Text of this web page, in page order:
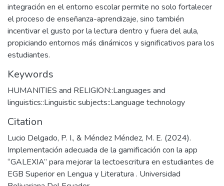
integración en el entorno escolar permite no solo fortalecer
el proceso de enseñanza-aprendizaje, sino también
incentivar el gusto por la lectura dentro y fuera del aula,
propiciando entornos más dinámicos y significativos para los
estudiantes.
Keywords
HUMANITIES and RELIGION::Languages and
linguistics::Linguistic subjects::Language technology
Citation
Lucio Delgado, P. I., & Méndez Méndez, M. E. (2024).
Implementación adecuada de la gamificación con la app
“GALEXIA” para mejorar la lectoescritura en estudiantes de
EGB Superior en Lengua y Literatura . Universidad